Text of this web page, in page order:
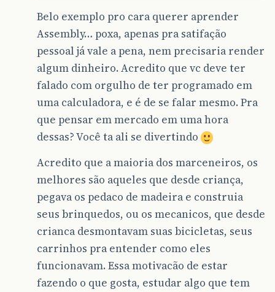
Belo exemplo pro cara querer aprender
Assembly… poxa, apenas pra satifação
pessoal já vale a pena, nem precisaria render
algum dinheiro. Acredito que vc deve ter
falado com orgulho de ter programado em
uma calculadora, e é de se falar mesmo. Pra
que pensar em mercado em uma hora
dessas? Você ta ali se divertindo
Acredito que a maioria dos marceneiros, os
melhores são aqueles que desde criança,
pegava os pedaco de madeira e construia
seus brinquedos, ou os mecanicos, que desde
crianca desmontavam suas bicicletas, seus
carrinhos pra entender como eles
funcionavam. Essa motivacão de estar
fazendo o que gosta, estudar algo que tem